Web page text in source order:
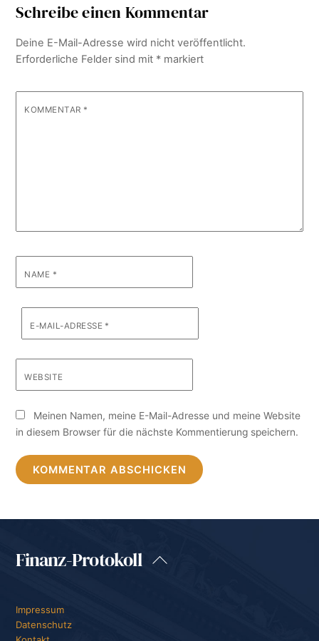
Schreibe einen Kommentar
Deine E-Mail-Adresse wird nicht veröffentlicht.
Erforderliche Felder sind mit * markiert
KOMMENTAR *
NAME *
E-MAIL-ADRESSE *
WEBSITE
Meinen Namen, meine E-Mail-Adresse und meine Website
in diesem Browser für die nächste Kommentierung speichern.
Back
Finanz-Protokoll
Impressum
Datenschutz